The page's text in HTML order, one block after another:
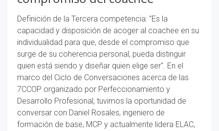
Definición de la Tercera competencia: "Es la
capacidad y disposición de acoger al coachee en su
individualidad para que, desde el compromiso que
surge de su coherencia personal, pueda distinguir
quien está siendo y diseñar quien elige ser". En el
marco del Ciclo de Conversaciones acerca de las
7CCOP organizado por Perfeccionamiento y
Desarrollo Profesional, tuvimos la oportunidad de
conversar con Daniel Rosales, ingeniero de
formación de base, MCP y actualmente lidera ELAC,